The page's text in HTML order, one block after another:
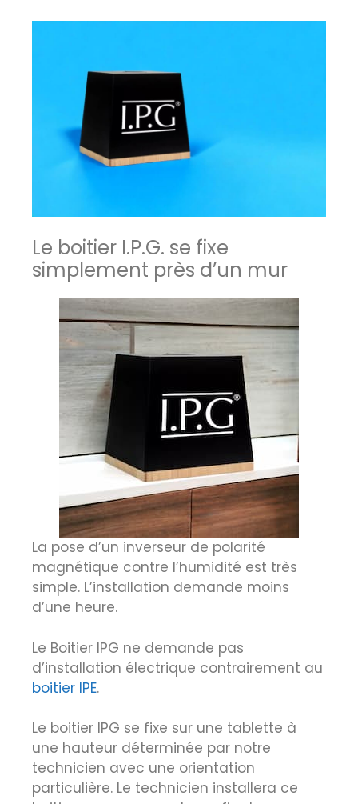
Le boitier I.P.G. se fixe
simplement près d’un mur
La pose d’un inverseur de polarité
magnétique contre l’humidité est très
simple. L’installation demande moins
d’une heure.
Le Boitier IPG ne demande pas
d’installation électrique contrairement au
boitier IPE.
Le boitier IPG se fixe sur une tablette à
une hauteur déterminée par notre
technicien avec une orientation
particulière. Le technicien installera ce